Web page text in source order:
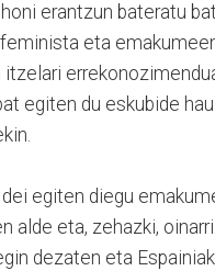
erantzun bateratu
eta
itzelari
egiten du eskubide
egiten diegu
alde eta, zehazki,
dezaten eta